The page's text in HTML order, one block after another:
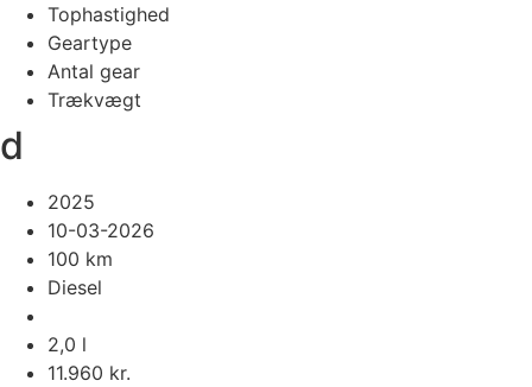
Tophastighed
Geartype
Antal gear
Trækvægt
d
2025
10-03-2026
100 km
Diesel
2,0 l
11.960 kr.